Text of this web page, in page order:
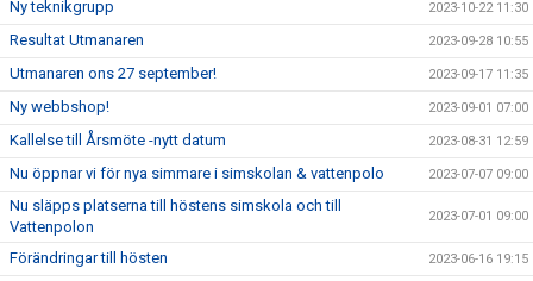
Ny teknikgrupp 2023-10-22 11:30
Resultat Utmanaren 2023-09-28 10:55
Utmanaren ons 27 september! 2023-09-17 11:35
Ny webbshop! 2023-09-01 07:00
Kallelse till Årsmöte -nytt datum 2023-08-31 12:59
Nu öppnar vi för nya simmare i simskolan & vattenpolo 2023-07-07 09:00
Nu släpps platserna till höstens simskola och till
Vattenpolon
2023-07-01 09:00
Förändringar till hösten 2023-06-16 19:15